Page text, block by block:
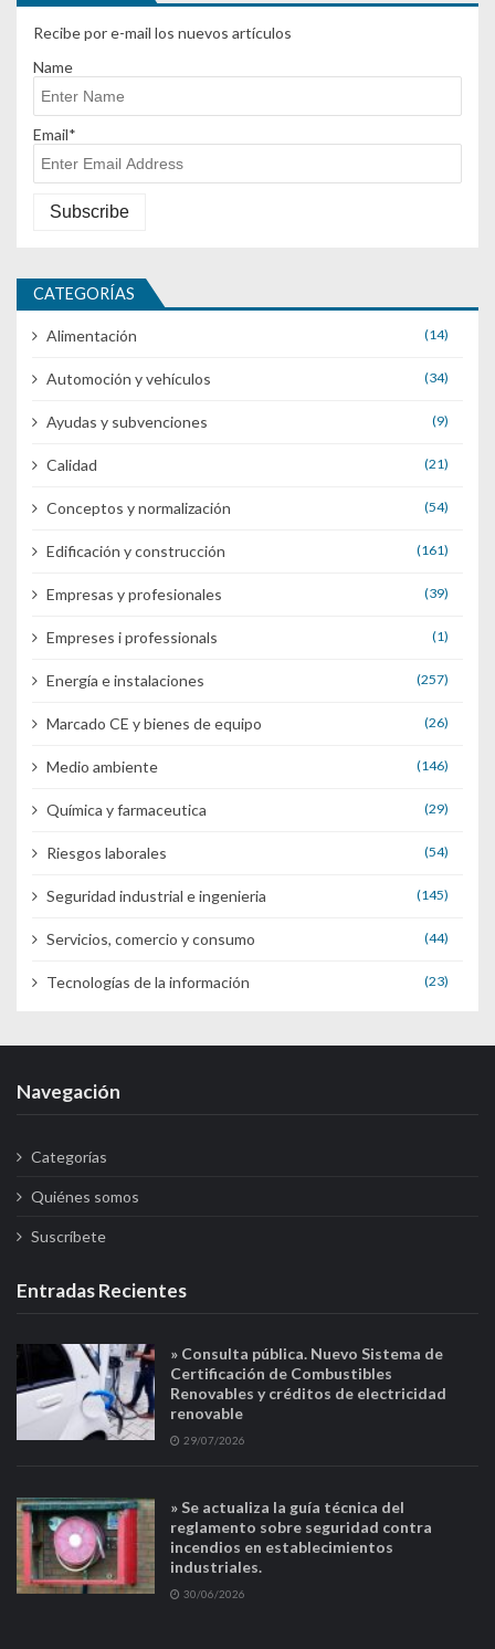
Recibe por e-mail los nuevos artículos
Name
Email*
CATEGORÍAS
Alimentación (14)
Automoción y vehículos (34)
Ayudas y subvenciones (9)
Calidad (21)
Conceptos y normalización (54)
Edificación y construcción (161)
Empresas y profesionales (39)
Empreses i professionals (1)
Energía e instalaciones (257)
Marcado CE y bienes de equipo (26)
Medio ambiente (146)
Química y farmaceutica (29)
Riesgos laborales (54)
Seguridad industrial e ingenieria (145)
Servicios, comercio y consumo (44)
Tecnologías de la información (23)
Navegación
Categorías
Quiénes somos
Suscríbete
Entradas Recientes
» Consulta pública. Nuevo Sistema de
Certificación de Combustibles
Renovables y créditos de electricidad
renovable
29/07/2026
» Se actualiza la guía técnica del
reglamento sobre seguridad contra
incendios en establecimientos
industriales.
30/06/2026